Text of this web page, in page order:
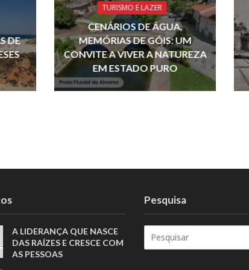
s p
p
DE
TURISMO E LAZER
CENÁRIOS DE ÁGUA,
MEMÓRIAS DE GÓIS: UM
CONVITE A VIVER A NATUREZA
EM ESTADO PURO
A LIDERANÇA QUE NASCE
DAS RAÍZES E CRESCE COM
AS PESSOAS
Pesquisa